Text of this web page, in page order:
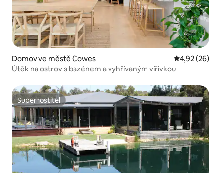
Domov ve městě Cowes Průměrné
4,92 (26)
Útěk na ostrov s bazénem a vyhřívaným vířivkou
Superhostitel
Superhostitel